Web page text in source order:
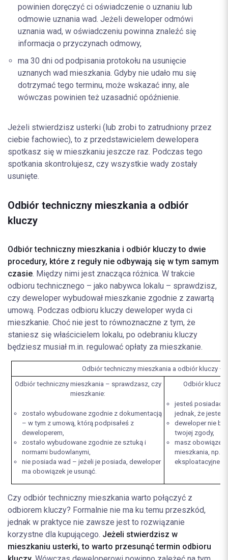
powinien doręczyć ci oświadczenie o uznaniu lub
odmowie uznania wad. Jeżeli deweloper odmówi
uznania wad, w oświadczeniu powinna znaleźć się
informacja o przyczynach odmowy,
ma 30 dni od podpisania protokołu na usunięcie
uznanych wad mieszkania. Gdyby nie udało mu się
dotrzymać tego terminu, może wskazać inny, ale
wówczas powinien też uzasadnić opóźnienie.
Jeżeli stwierdzisz usterki (lub zrobi to zatrudniony przez
ciebie fachowiec), to z przedstawicielem dewelopera
spotkasz się w mieszkaniu jeszcze raz. Podczas tego
spotkania skontrolujesz, czy wszystkie wady zostały
usunięte.
Odbiór techniczny mieszkania a odbiór
kluczy
Odbiór techniczny mieszkania i odbiór kluczy to dwie
procedury, które z reguły nie odbywają się w tym samym
czasie. Między nimi jest znacząca różnica. W trakcie
odbioru technicznego – jako nabywca lokalu – sprawdzisz,
czy deweloper wybudował mieszkanie zgodnie z zawartą
umową. Podczas odbioru kluczy deweloper wyda ci
mieszkanie. Choć nie jest to równoznaczne z tym, że
staniesz się właścicielem lokalu, po odebraniu kluczy
będziesz musiał m.in. regulować opłaty za mieszkanie.
Odbiór techniczny mieszkania a odbiór kluczy –
Odbiór techniczny mieszkania – sprawdzasz, czy
mieszkanie:
zostało wybudowane zgodnie z dokumentacją
– w tym z umową, którą podpisałeś z
deweloperem,
zostało wybudowane zgodnie ze sztuką i
normami budowlanymi,
nie posiada wad – jeżeli je posiada, deweloper
ma obowiązek je usunąć.
Odbiór kluczy
jesteś
jednak, że jesteś
deweloper nie
twojej zgody,
masz obowiązek
mieszkania, np.
eksploatacyjne.
Czy odbiór techniczny mieszkania warto połączyć z
odbiorem kluczy? Formalnie nie ma ku temu przeszkód,
jednak w praktyce nie zawsze jest to rozwiązanie
korzystne dla kupującego. Jeżeli stwierdzisz w
mieszkaniu usterki, to warto przesunąć termin odbioru